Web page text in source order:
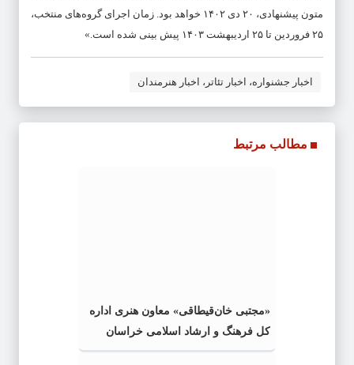
متون پیشنهادی، ٢۰ دی ۱۴۰٢ خواهد بود. زمان اجرای گروه‌های منتخب،
٢۵ فروردین تا ٢۵ اردیبهشت ۱۴۰٣ پیش بینی شده است.»
اخبار جشنواره، اخبار تئاتر، اخبار هنرمندان
مطالب مرتبط
«مجتبی خان‌قیطاقی» معاون هنری اداره
کل فرهنگ و ارشاد اسلامی خراسان
رضوی شد